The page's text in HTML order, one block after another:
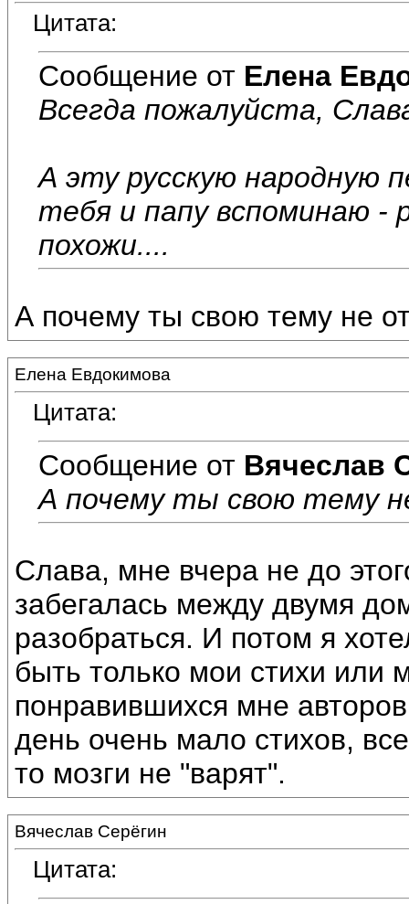
Цитата:
Сообщение от Елена
Всегда пожалуйста,
А эту русскую народную
тебя и папу вспоминаю -
похожи....
А почему ты свою тему не
Елена Евдокимова
Цитата:
Сообщение от Вячеслав
А почему ты свою тему
Слава, мне вчера не до
забегалась между двумя
разобраться. И потом я
быть только мои стихи или
понравившихся мне
день очень мало стихов,
то мозги не "варят".
Вячеслав Серёгин
Цитата: